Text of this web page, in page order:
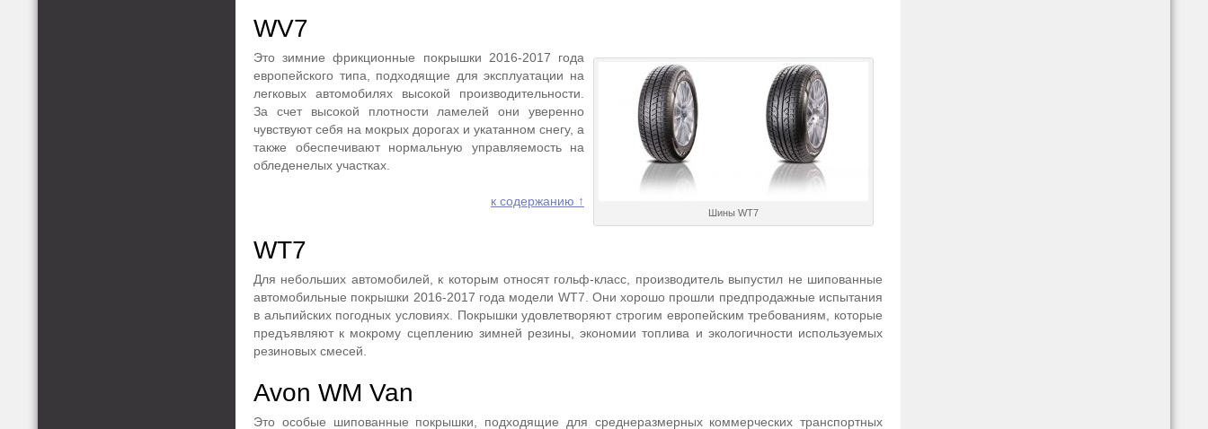
WV7
Шины WT7
Это зимние фрикционные покрышки 2016-2017 года
европейского типа, подходящие для эксплуатации на
легковых автомобилях высокой производительности.
За счет высокой плотности ламелей они уверенно
чувствуют себя на мокрых дорогах и укатанном снегу, а
также обеспечивают нормальную управляемость на
обледенелых участках.
к содержанию ↑
WT7
Для небольших автомобилей, к которым относят гольф-класс, производитель выпустил не шипованные
автомобильные покрышки 2016-2017 года модели WT7. Они хорошо прошли предпродажные испытания
в альпийских погодных условиях. Покрышки удовлетворяют строгим европейским требованиям, которые
предъявляют к мокрому сцеплению зимней резины, экономии топлива и экологичности используемых
резиновых смесей.
Avon WM Van
Это особые шипованные покрышки, подходящие для среднеразмерных коммерческих транспортных